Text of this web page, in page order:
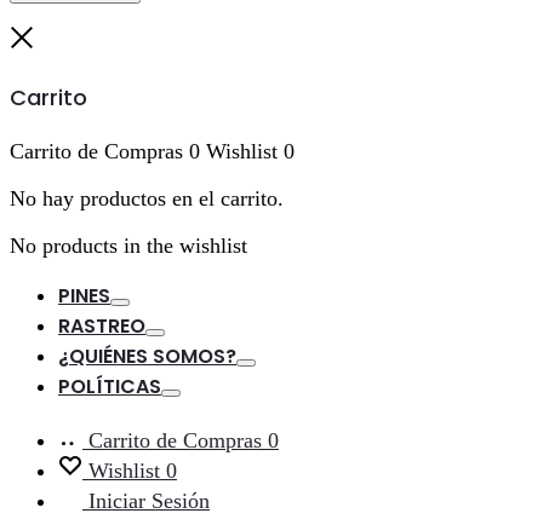
Carrito
Carrito de Compras 0 Wishlist 0
No hay productos en el carrito.
No products in the wishlist
PINES
Toggle
RASTREO
Toggle
¿QUIÉNES SOMOS?
Toggle
POLÍTICAS
Toggle
Carrito de Compras 0
Wishlist 0
Iniciar Sesión